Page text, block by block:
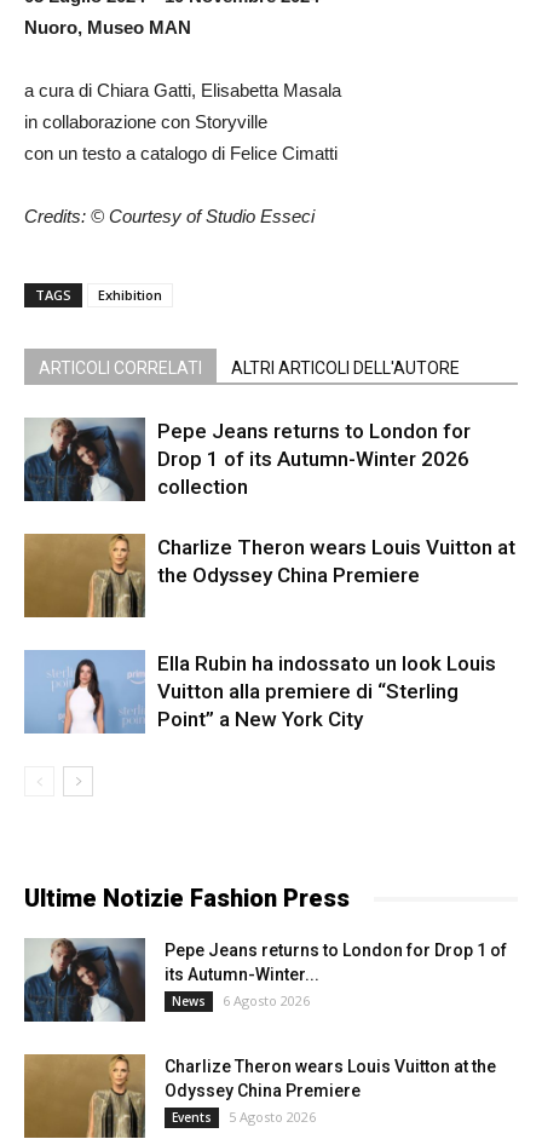
Nuoro, Museo MAN
a cura di Chiara Gatti, Elisabetta Masala
in collaborazione con Storyville
con un testo a catalogo di Felice Cimatti
Credits: © Courtesy of Studio Esseci
TAGS Exhibition
ARTICOLI CORRELATI ALTRI ARTICOLI DELL'AUTORE
Pepe Jeans returns to London for
Drop 1 of its Autumn-Winter 2026
collection
Charlize Theron wears Louis Vuitton at
the Odyssey China Premiere
Ella Rubin ha indossato un look Louis
Vuitton alla premiere di “Sterling
Point” a New York City
Ultime Notizie Fashion Press
Pepe Jeans returns to London for Drop 1 of
its Autumn-Winter...
News 6 Agosto 2026
Charlize Theron wears Louis Vuitton at the
Odyssey China Premiere
Events 5 Agosto 2026